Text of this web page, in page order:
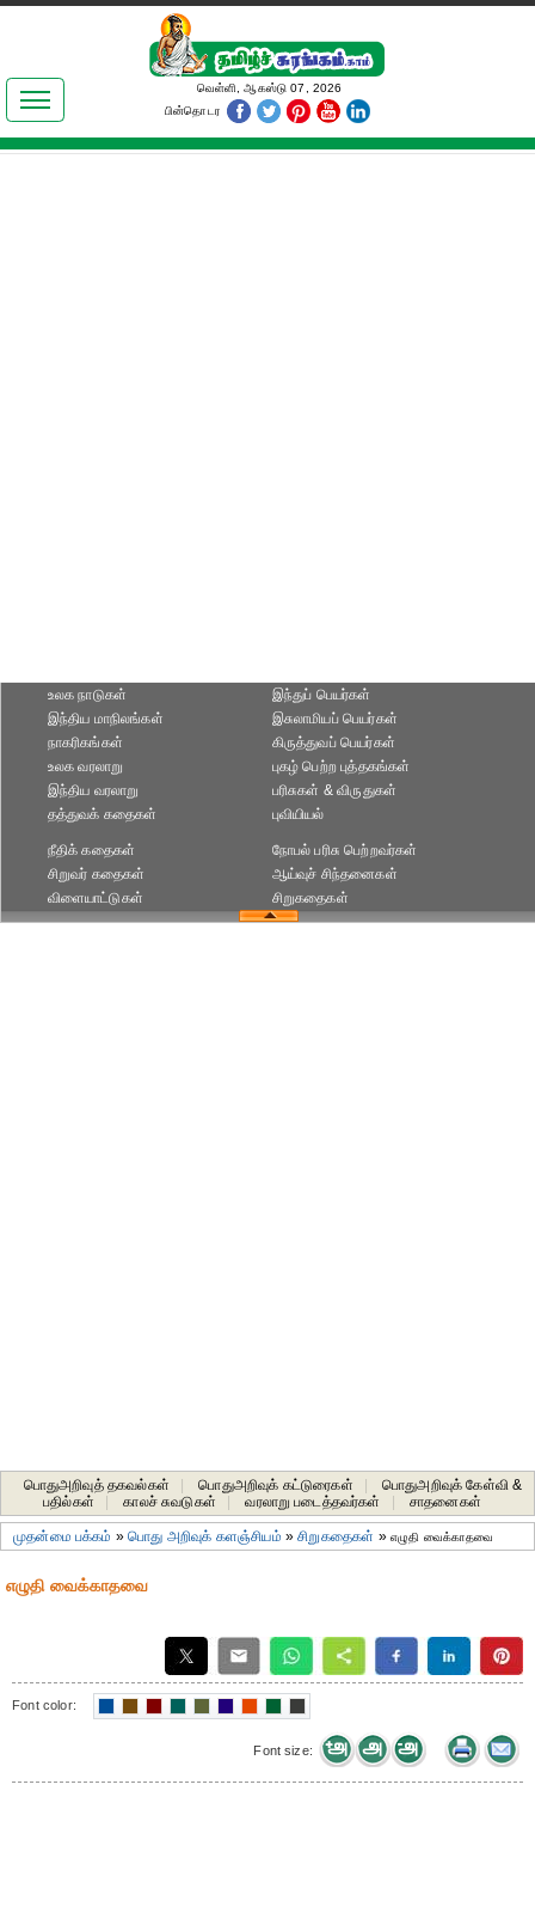
இலக்கியங்கள்
தமிழ் உலகம்
வெள்ளி, ஆகஸ்டு 07, 2026
பின்தொடர
உலக நாடுகள்
இந்திய மாநிலங்கள்
நாகரிகங்கள்
இந்துப் பெயர்கள்
இசுலாமியப் பெயர்கள்
கிருத்துவப் பெயர்கள்
உலக வரலாறு
இந்திய வரலாறு
தத்துவக் கதைகள்
புகழ் பெற்ற புத்தகங்கள்
பரிசுகள் & விருதுகள்
புவியியல்
நீதிக் கதைகள்
சிறுவர் கதைகள்
விளையாட்டுகள்
நோபல் பரிசு‎ பெற்றவர்‎கள்
ஆய்வுச் சிந்தனைகள்
சிறுகதைகள்
பொதுஅறிவுத் தகவல்கள் பொதுஅறிவுக் கட்டுரைகள்
பொதுஅறிவுக் கேள்வி &
பதில்கள்
காலச் சுவடுகள் வரலாறு படைத்தவர்கள் சாதனைகள்‎
முதன்மை பக்கம் »பொது அறிவுக் களஞ்சியம் »சிறுகதைகள் » எழுதி வைக்காதவை
எழுதி வைக்காதவை
Font color:
Font size: